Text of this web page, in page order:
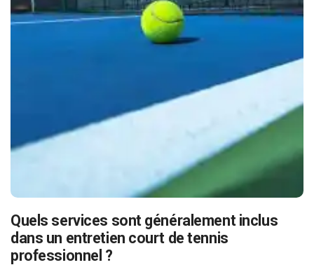
Quels services sont généralement inclus
dans un entretien court de tennis
professionnel ?